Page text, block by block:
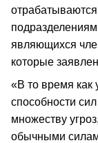
являющихся
которые
«В то время
способности
множеству
обычными